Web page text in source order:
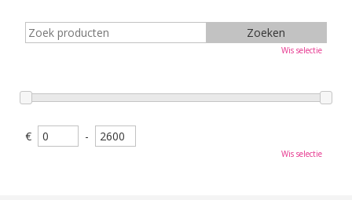
Wis selectie
€ -
Wis selectie